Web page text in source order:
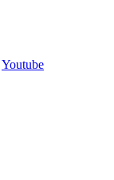
Youtube